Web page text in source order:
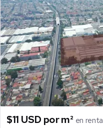
$11 USD por m² en renta